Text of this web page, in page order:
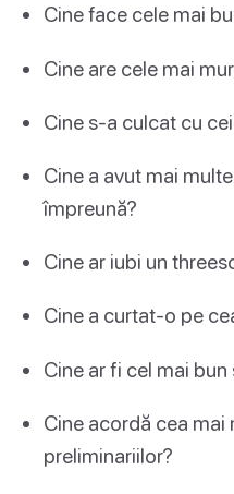
Cine face cele mai
Cine are cele mai
Cine s-a culcat cu
Cine a avut mai
împreună?
Cine ar iubi un
Cine a curtat-o pe
Cine ar fi cel mai
Cine acordă cea mai
preliminariilor?